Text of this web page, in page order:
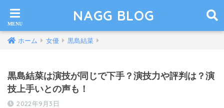
NAGG BLOG
ホーム 女優 黒島結菜
黒島結菜は演技が同じで下手？演技力や評判は？演
技上手いとの声も！
2022年9月3日